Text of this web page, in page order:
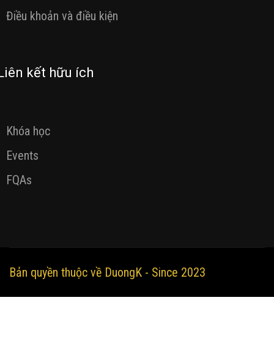
Điều khoản và điều kiện
kết hữu ích
Khóa học
Events
FQAs
Bản quyền thuộc về DuongK - Since 2023